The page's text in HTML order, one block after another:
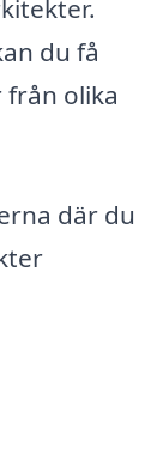
du få
olika
där du